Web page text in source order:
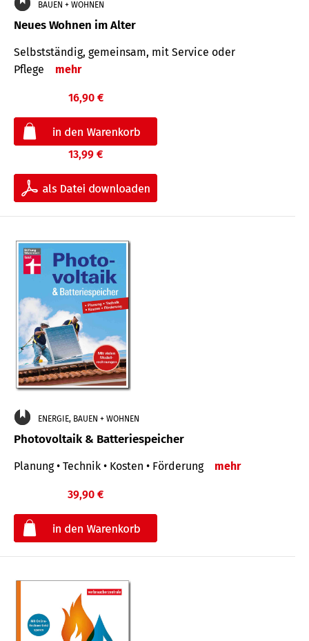
BAUEN + WOHNEN
Neues Wohnen im Alter
Selbstständig, gemeinsam, mit Service oder
Pflege
mehr
16,90 €
13,99 €
ENERGIE, BAUEN + WOHNEN
Photovoltaik & Batteriespeicher
Planung • Technik • Kosten • Förderung mehr
39,90 €